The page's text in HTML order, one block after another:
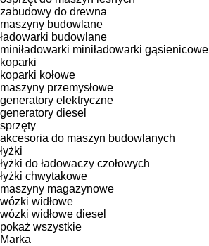
zabudowy do drewna
maszyny budowlane
ładowarki budowlane
miniładowarki miniładowarki gąsienicowe
koparki
koparki kołowe
maszyny przemysłowe
generatory elektryczne
generatory diesel
sprzęty
akcesoria do maszyn budowlanych
łyżki
łyżki do ładowaczy czołowych
łyżki chwytakowe
maszyny magazynowe
wózki widłowe
wózki widłowe diesel
pokaż wszystkie
Marka